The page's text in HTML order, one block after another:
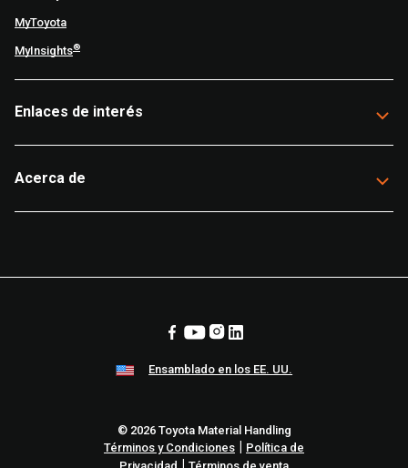
MyToyota
MyInsights®
Enlaces de interés
Acerca de
Ensamblado en los EE. UU.
© 2026 Toyota Material Handling
Términos y Condiciones
Política de